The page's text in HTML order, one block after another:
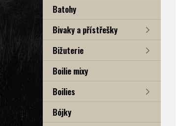
Batohy
Bivaky a přístřešky
Bižuterie
Boilie mixy
Boilies
Bójky